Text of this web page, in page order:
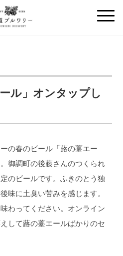
ル」オンタップし
の春のビール「蕗の薹エー
御調町の後藤さんのつくられ
のビールです。ふきのとう独
味に土臭い苦みを感じます。
わってください。オンライン
して蕗の薹エールばかりのセ